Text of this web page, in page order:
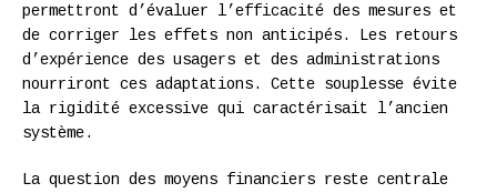
permettront d’évaluer l’efficacité des mesures et
de corriger les effets non anticipés. Les retours
d’expérience des usagers et des administrations
nourriront ces adaptations. Cette souplesse évite
la rigidité excessive qui caractérisait l’ancien
système.
La question des moyens financiers reste centrale